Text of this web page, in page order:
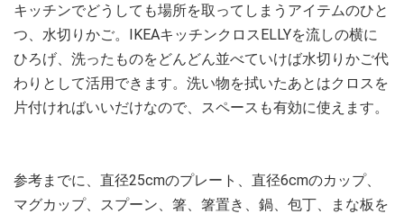
キッチンでどうしても場所を取ってしまうアイテムのひと
つ、水切りかご。IKEAキッチンクロスELLYを流しの横に
ひろげ、洗ったものをどんどん並べていけば水切りかご代
わりとして活用できます。洗い物を拭いたあとはクロスを
片付ければいいだけなので、スペースも有効に使えます。
参考までに、直径25cmのプレート、直径6cmのカップ、
マグカップ、スプーン、箸、箸置き、鍋、包丁、まな板を